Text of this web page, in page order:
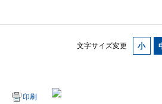
文字サイズ変更
印刷